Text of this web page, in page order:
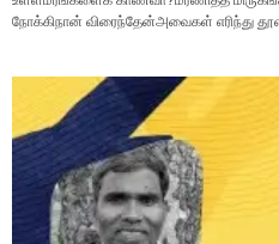
நோக்கிநான் விரைந்தேன்அவைகள் எரிந்து